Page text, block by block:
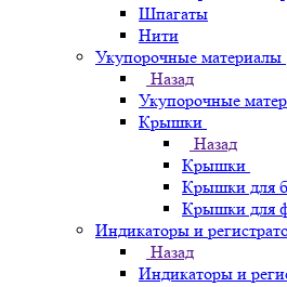
Шпагаты
Нити
Укупорочные материалы
Назад
Укупорочные
Крышки
Назад
Крышки
Крышки для
Крышки для
Индикаторы и
Назад
Индикаторы и